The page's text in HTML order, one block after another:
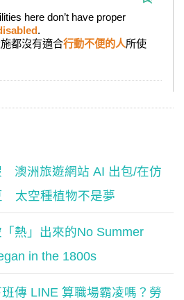
here don’t have proper
.
都沒有適合行動不便的人所使
澳洲旅遊網站 AI 出包/在仿
太空種植物不是夢
熱」出來的No Summer
in the 1800s
班傳 LINE 算職場霸凌嗎？勞